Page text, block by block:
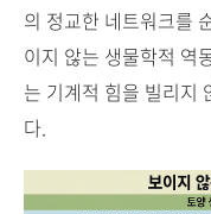
의 정교한 네트워크를
이지 않는 생물학적 역
는 기계적 힘을 빌리지
다.